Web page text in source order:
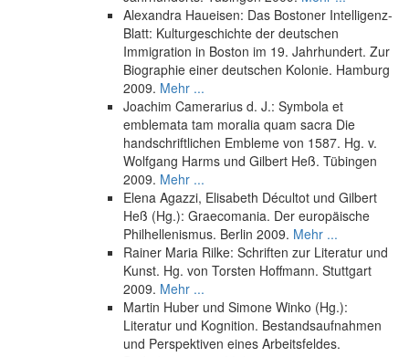
Alexandra Haueisen: Das Bostoner Intelligenz-
Blatt: Kulturgeschichte der deutschen
Immigration in Boston im 19. Jahrhundert. Zur
Biographie einer deutschen Kolonie. Hamburg
2009. Mehr ...
Joachim Camerarius d. J.: Symbola et
emblemata tam moralia quam sacra Die
handschriftlichen Embleme von 1587. Hg. v.
Wolfgang Harms und Gilbert Heß. Tübingen
2009. Mehr ...
Elena Agazzi, Elisabeth Décultot und Gilbert
Heß (Hg.): Graecomania. Der europäische
Philhellenismus. Berlin 2009. Mehr ...
Rainer Maria Rilke: Schriften zur Literatur und
Kunst. Hg. von Torsten Hoffmann. Stuttgart
2009. Mehr ...
Martin Huber und Simone Winko (Hg.):
Literatur und Kognition. Bestandsaufnahmen
und Perspektiven eines Arbeitsfeldes.